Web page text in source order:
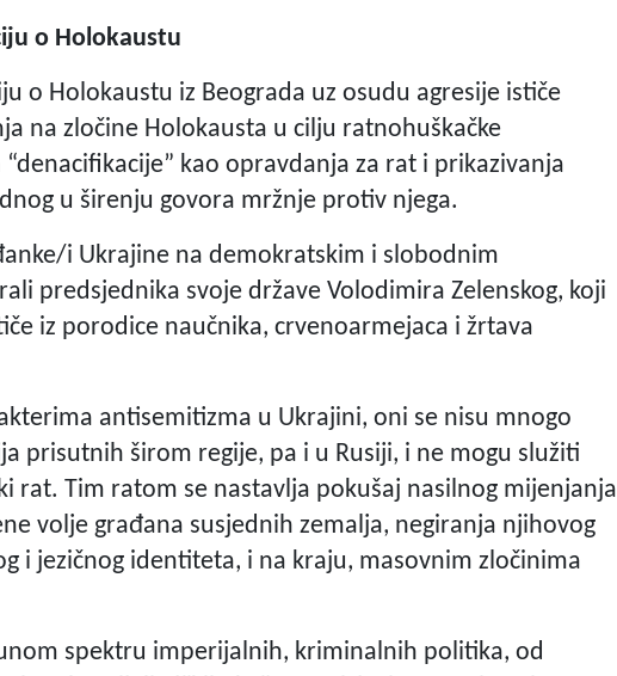
o Holokaustu
o Holokaustu iz Beograda uz osudu agresije ističe
na zločine Holokausta u cilju ratnohuškačke
kao opravdanja za rat i prikazivanja
u širenju govora mržnje protiv njega.
i Ukrajine na demokratskim i slobodnim
predsjednika svoje države Volodimira Zelenskog, koji
iz porodice naučnika, crvenoarmejaca i žrtava
antisemitizma u Ukrajini, oni se nisu mnogo
prisutnih širom regije, pa i u Rusiji, i ne mogu služiti
rat. Tim ratom se nastavlja pokušaj nasilnog mijenjanja
volje građana susjednih zemalja, negiranja njihovog
i jezičnog identiteta, i na kraju, masovnim zločinima
spektru imperijalnih, kriminalnih politika, od